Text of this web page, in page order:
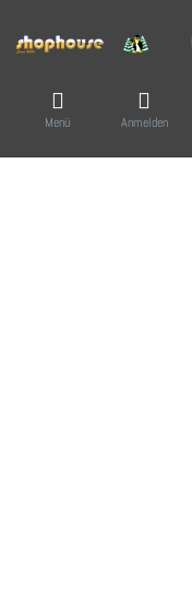
Menü Anmelden